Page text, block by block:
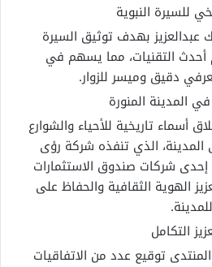
للسيرة النبوية
عبدالعزيز بهدف توثيق السيرة
أحدث التقنيات، مما يسهم في
دقيق وميسر للزوار.
المدينة المنورة
أسماء تاريخية للأحياء والشوارع
الذي تنفذه شركة رؤى
إحدى شركات صندوق الاستثمارات
الهوية الثقافية والحفاظ على
التكامل
توقيع عدد من الاتفاقيات